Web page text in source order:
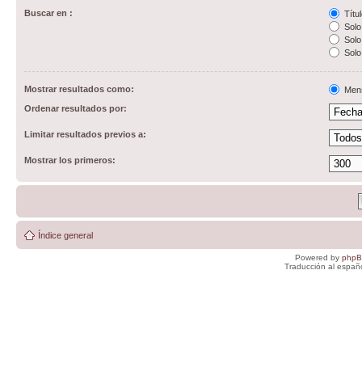
Buscar en :
Mostrar resultados como:
Ordenar resultados por:
Limitar resultados previos a:
Mostrar los primeros:
Índice general
Powered by
Traducción al